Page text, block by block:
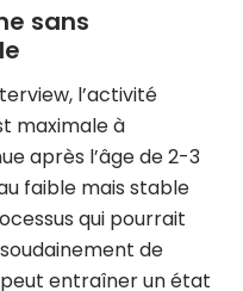
sans
l’activité
maximale à
après l’âge de 2-3
faible mais stable
qui pourrait
de
entraîner un état